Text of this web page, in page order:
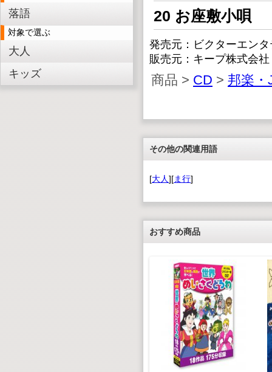
落語
対象で選ぶ
大人
キッズ
20 お座敷小唄
発売元：ビクターエン
販売元：キープ株式会社
商品 > CD > 邦楽・
その他の関連用語
[大人][ま行]
おすすめ商品
いうえ
税込)
税抜)